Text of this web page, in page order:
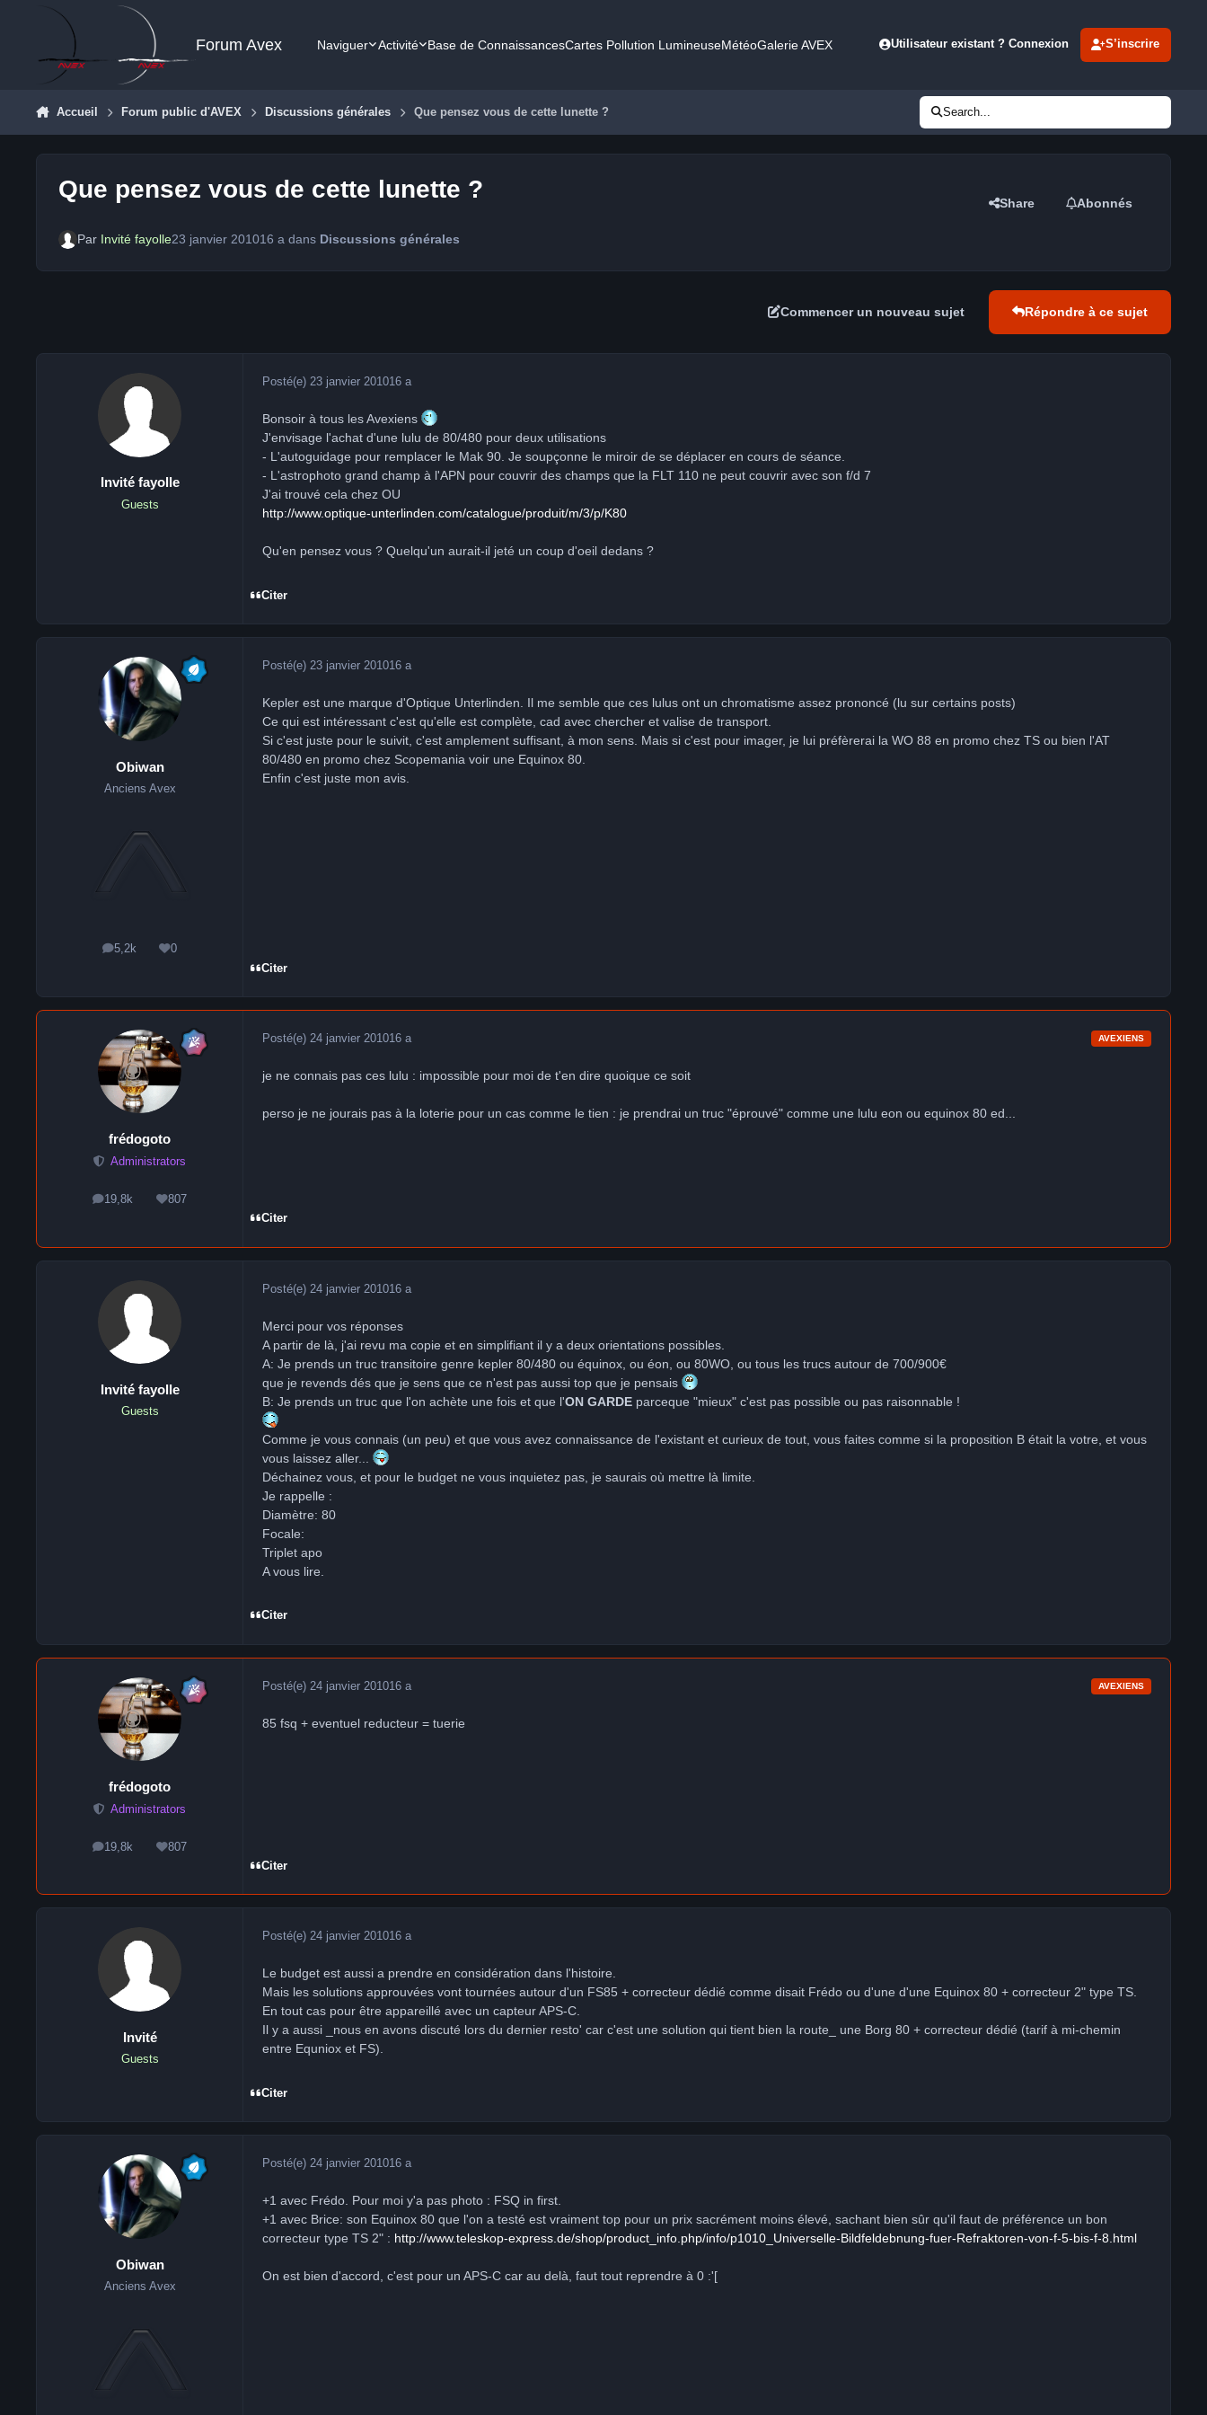
Aller au contenu
Forum Avex Naviguer Activité Base de ConnaissancesCartes Pollution LumineuseMétéoGalerie AVEX Utilisateur existant ? Connexion S’inscrire
Accueil Forum public d'AVEX Discussions générales Que pensez vous de cette lunette ? Search...
Que pensez vous de cette lunette ? Share Abonnés
Par Invité fayolle23 janvier 201016 adans Discussions générales
Commencer un nouveau sujet Répondre à ce sujet
Invité fayolle
Guests
Posté(e) 23 janvier 201016 a
Bonsoir à tous les Avexiens
J'envisage l'achat d'une lulu de 80/480 pour deux utilisations
- L'autoguidage pour remplacer le Mak 90. Je soupçonne le miroir de se déplacer en cours de séance.
- L'astrophoto grand champ à l'APN pour couvrir des champs que la FLT 110 ne peut couvrir avec son f/d 7
J'ai trouvé cela chez OU
http://www.optique-unterlinden.com/catalogue/produit/m/3/p/K80
Qu'en pensez vous ? Quelqu'un aurait-il jeté un coup d'oeil dedans ?
Citer
Obiwan
Anciens Avex
5,2k
messages0
Réputation
Posté(e) 23 janvier 201016 a
Kepler est une marque d'Optique Unterlinden. Il me semble que ces lulus ont un chromatisme assez prononcé (lu sur certains posts)
Ce qui est intéressant c'est qu'elle est complète, cad avec chercher et valise de transport.
Si c'est juste pour le suivit, c'est amplement suffisant, à mon sens. Mais si c'est pour imager, je lui préfèrerai la WO 88 en promo chez TS ou bien l'AT
80/480 en promo chez Scopemania voir une Equinox 80.
Enfin c'est juste mon avis.
Citer
frédogoto
Administrators
19,8k
messages807
Réputation
Posté(e) 24 janvier 201016 a AVEXIENS
je ne connais pas ces lulu : impossible pour moi de t'en dire quoique ce soit
perso je ne jourais pas à la loterie pour un cas comme le tien : je prendrai un truc "éprouvé" comme une lulu eon ou equinox 80 ed...
Citer
Invité fayolle
Guests
Posté(e) 24 janvier 201016 a
Merci pour vos réponses
A partir de là, j'ai revu ma copie et en simplifiant il y a deux orientations possibles.
A: Je prends un truc transitoire genre kepler 80/480 ou équinox, ou éon, ou 80WO, ou tous les trucs autour de 700/900€
que je revends dés que je sens que ce n'est pas aussi top que je pensais
B: Je prends un truc que l'on achète une fois et que l'ON GARDE parceque "mieux" c'est pas possible ou pas raisonnable !
Comme je vous connais (un peu) et que vous avez connaissance de l'existant et curieux de tout, vous faites comme si la proposition B était la votre, et vous
vous laissez aller...
Déchainez vous, et pour le budget ne vous inquietez pas, je saurais où mettre là limite.
Je rappelle :
Diamètre: 80
Focale:
Triplet apo
A vous lire.
Citer
frédogoto
Administrators
19,8k
messages807
Réputation
Posté(e) 24 janvier 201016 a AVEXIENS
85 fsq + eventuel reducteur = tuerie
Citer
Invité
Guests
Posté(e) 24 janvier 201016 a
Le budget est aussi a prendre en considération dans l'histoire.
Mais les solutions approuvées vont tournées autour d'un FS85 + correcteur dédié comme disait Frédo ou d'une d'une Equinox 80 + correcteur 2" type TS.
En tout cas pour être appareillé avec un capteur APS-C.
Il y a aussi _nous en avons discuté lors du dernier resto' car c'est une solution qui tient bien la route_ une Borg 80 + correcteur dédié (tarif à mi-chemin
entre Equniox et FS).
Citer
Obiwan
Anciens Avex
Posté(e) 24 janvier 201016 a
+1 avec Frédo. Pour moi y'a pas photo : FSQ in first.
+1 avec Brice: son Equinox 80 que l'on a testé est vraiment top pour un prix sacrément moins élevé, sachant bien sûr qu'il faut de préférence un bon
correcteur type TS 2" : http://www.teleskop-express.de/shop/product_info.php/info/p1010_Universelle-Bildfeldebnung-fuer-Refraktoren-von-f-5-bis-f-8.html
On est bien d'accord, c'est pour un APS-C car au delà, faut tout reprendre à 0 :'[